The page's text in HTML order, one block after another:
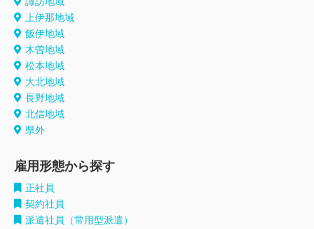
上伊那地域
飯伊地域
木曽地域
松本地域
大北地域
長野地域
北信地域
県外
雇用形態から探す
正社員
契約社員
派遣社員（常用型派遣）